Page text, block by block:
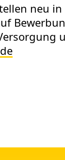
neu in